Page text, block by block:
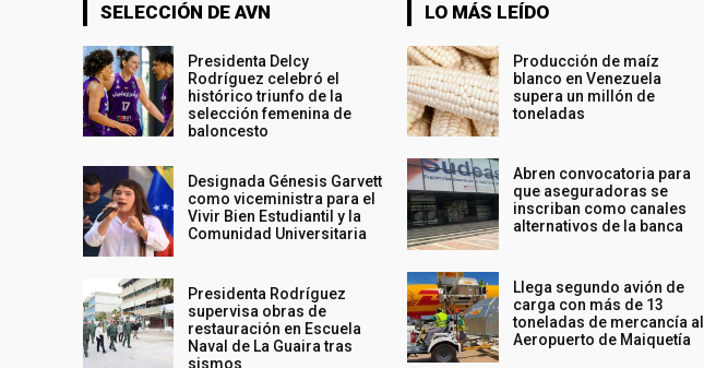
SELECCIÓN DE AVN
Presidenta Delcy
Rodríguez celebró el
histórico triunfo de la
selección femenina de
baloncesto
Designada Génesis Garvett
como viceministra para el
Vivir Bien Estudiantil y la
Comunidad Universitaria
Presidenta Rodríguez
supervisa obras de
restauración en Escuela
Naval de La Guaira tras
sismos
LO MÁS LEÍDO
Producción de maíz
blanco en Venezuela
supera un millón de
toneladas
Abren convocatoria para
que aseguradoras se
inscriban como canales
alternativos de la banca
Llega segundo avión de
carga con más de 13
toneladas de mercancía al
Aeropuerto de Maiquetía